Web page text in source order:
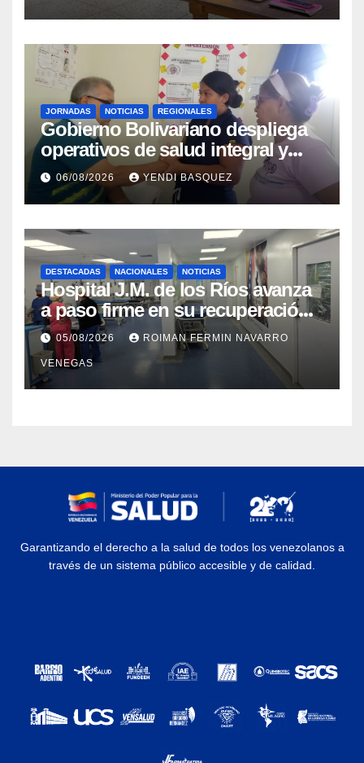
JORNADAS NOTICIAS REGIONALES
Gobierno Bolivariano despliega
operativos de salud integral y
protección social en los
municipios Sucre y Mario
Briceño Iragorry del estado
Aragua
06/08/2026 YENDI BASQUEZ
DESTACADAS NACIONALES NOTICIAS
Hospital J.M. de los Ríos avanza
a paso firme en su recuperación
tras los recientes eventos
sísmicos
05/08/2026 ROIMAN FERMIN NAVARRO
VENEGAS
Garantizando el derecho a la salud de todos los venezolanos a
través de un sistema público accesible y de calidad.